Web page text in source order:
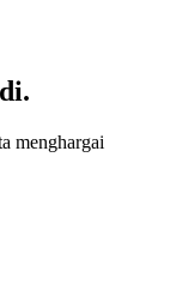
menghargai